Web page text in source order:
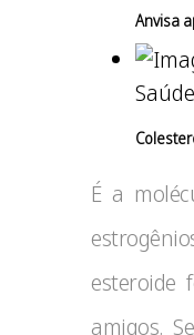
Anvisa
Saúde
É a
esteroide
amigos.